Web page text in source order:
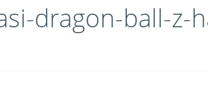
dragon-ball-z-